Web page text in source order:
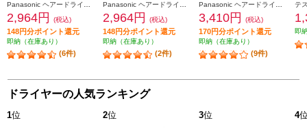
2,964円 (税込)
148円分ポイント還元
即納（在庫あり）
(6件)
2,964円 (税込)
148円分ポイント還元
即納（在庫あり）
(2件)
3,410円 (税込)
170円分ポイント還元
即納（在庫あり）
(9件)
即
ドライヤーの人気ランキング
1位 2位 3位 4